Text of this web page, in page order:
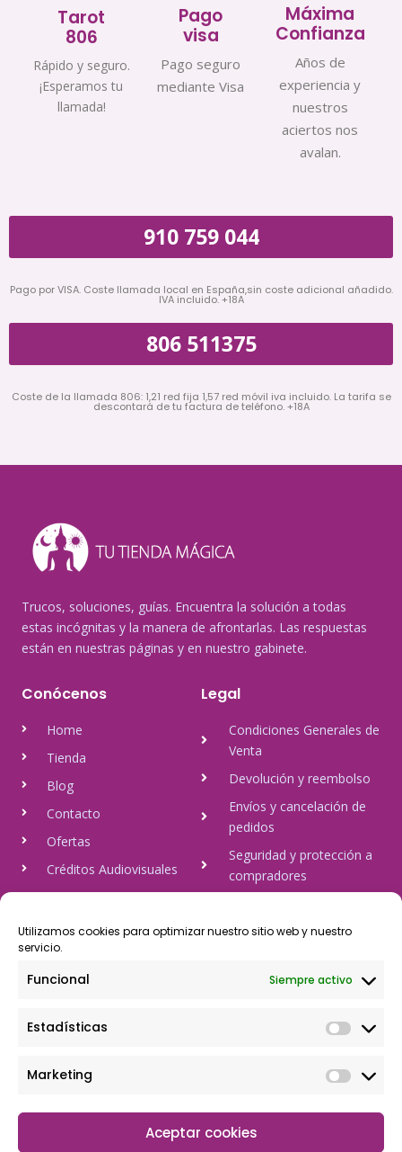
Utilizamos cookies para optimizar nuestro sitio web y nuestro
servicio.
Funcional Siempre activo
Estadísticas
Marketing
Aceptar cookies
Tarot
806
Rápido y seguro.
¡Esperamos tu
llamada!
Pago
visa
Pago seguro
mediante Visa
Máxima
Confianza
Años de
experiencia y
nuestros
aciertos nos
avalan.
910 759 044
Pago por VISA. Coste llamada local en España,sin coste adicional añadido.
IVA incluido. +18A
806 511375
Coste de la llamada 806: 1,21 red fija 1,57 red móvil iva incluido. La tarifa se
descontará de tu factura de teléfono. +18A
Trucos, soluciones, guías. Encuentra la solución a todas
estas incógnitas y la manera de afrontarlas. Las respuestas
están en nuestras páginas y en nuestro gabinete.
Conócenos
Home
Tienda
Blog
Contacto
Ofertas
Créditos Audiovisuales
tulineamagica.com
Legal
Condiciones Generales de
Venta
Devolución y reembolso
Envíos y cancelación de
pedidos
Seguridad y protección a
compradores
Política de cookies